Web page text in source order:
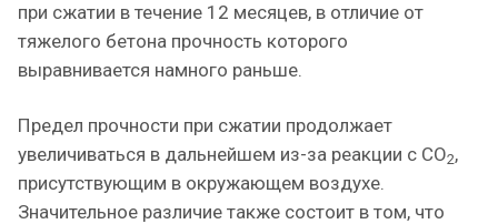
при сжатии в течение 12 месяцев, в отличие от
тяжелого бетона прочность которого
выравнивается намного раньше.
Предел прочности при сжатии продолжает
увеличиваться в дальнейшем из-за реакции с CO2,
присутствующим в окружающем воздухе.
Значительное различие также состоит в том, что